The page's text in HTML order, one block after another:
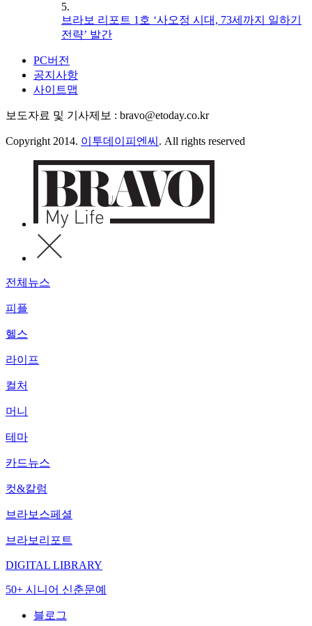
5.
브라보 리포트 1호 ‘사오정 시대, 73세까지 일하기
전략’ 발간
PC버전
공지사항
사이트맵
보도자료 및 기사제보 : bravo@etoday.co.kr
Copyright 2014. 이투데이피엔씨 . All rights reserved
전체뉴스
피플
헬스
라이프
컬처
머니
테마
카드뉴스
컷&칼럼
브라보스페셜
브라보리포트
DIGITAL LIBRARY
50+ 시니어 신춘문예
블로그